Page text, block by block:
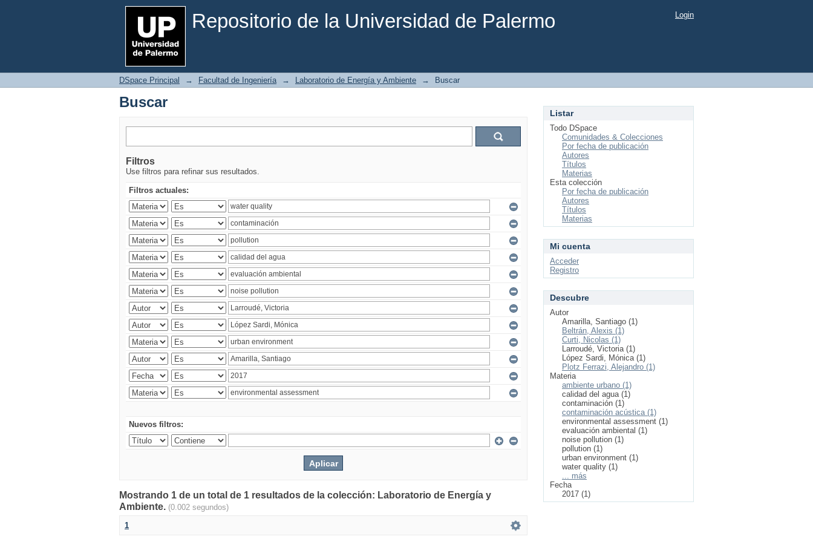
Repositorio de la Universidad de Palermo
Buscar Login
DSpace Principal → Facultad de Ingeniería → Laboratorio de Energía y Ambiente → Buscar
Buscar
Filtros
Use filtros para refinar sus resultados.
Filtros actuales:
Nuevos filtros:
Mostrando 1 de un total de 1 resultados de la colección: Laboratorio de Energía y
Ambiente. (0.002 segundos)
1
Listar
Todo DSpace
Comunidades & Colecciones
Por fecha de publicación
Autores
Títulos
Materias
Esta colección
Por fecha de publicación
Autores
Títulos
Materias
Mi cuenta
Acceder
Registro
Descubre
Autor
Amarilla, Santiago (1)
Beltrán, Alexis (1)
Curti, Nicolas (1)
Larroudé, Victoria (1)
López Sardi, Mónica (1)
Plotz Ferrazi, Alejandro (1)
Materia
ambiente urbano (1)
calidad del agua (1)
contaminación (1)
contaminación acústica (1)
environmental assessment (1)
evaluación ambiental (1)
noise pollution (1)
pollution (1)
urban environment (1)
water quality (1)
... más
Fecha
2017 (1)